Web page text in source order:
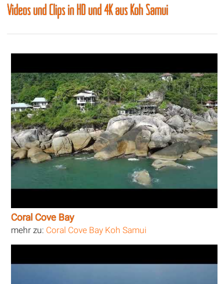
Videos und Clips in HD und 4K aus Koh Samui
Coral Cove Bay
mehr zu: Coral Cove Bay Koh Samui